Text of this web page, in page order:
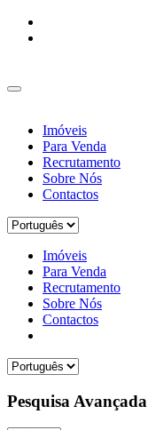
Imóveis
Para Venda
Recrutamento
Sobre Nós
Contactos
Imóveis
Para Venda
Recrutamento
Sobre Nós
Contactos
Pesquisa Avançada